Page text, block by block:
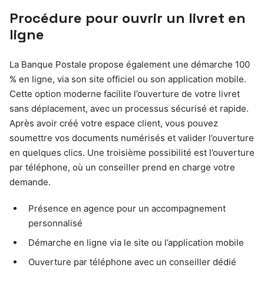
Procédure pour ouvrir un livret en
ligne
La Banque Postale propose également une démarche 100
% en ligne, via son site officiel ou son application mobile.
Cette option moderne facilite l’ouverture de votre livret
sans déplacement, avec un processus sécurisé et rapide.
Après avoir créé votre espace client, vous pouvez
soumettre vos documents numérisés et valider l’ouverture
en quelques clics. Une troisième possibilité est l’ouverture
par téléphone, où un conseiller prend en charge votre
demande.
Présence en agence pour un accompagnement
personnalisé
Démarche en ligne via le site ou l’application mobile
Ouverture par téléphone avec un conseiller dédié